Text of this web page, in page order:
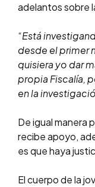
adelantos sobre
“Está
desde el primer
quisiera yo dar
propia Fiscalía,
en la
De igual manera
recibe apoyo,
es que haya
El cuerpo de la